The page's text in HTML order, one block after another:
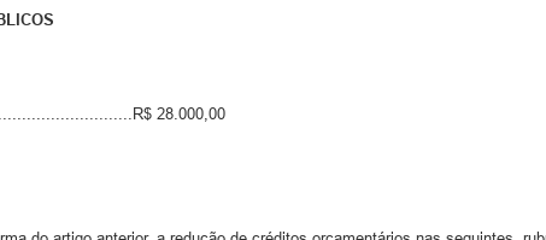
28.000,00